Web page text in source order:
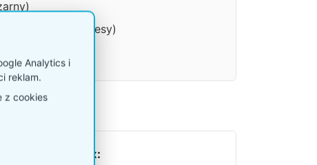
pamiątki i magnesy)
cm
P53xx:
Analytics i
reklam.
z cookies